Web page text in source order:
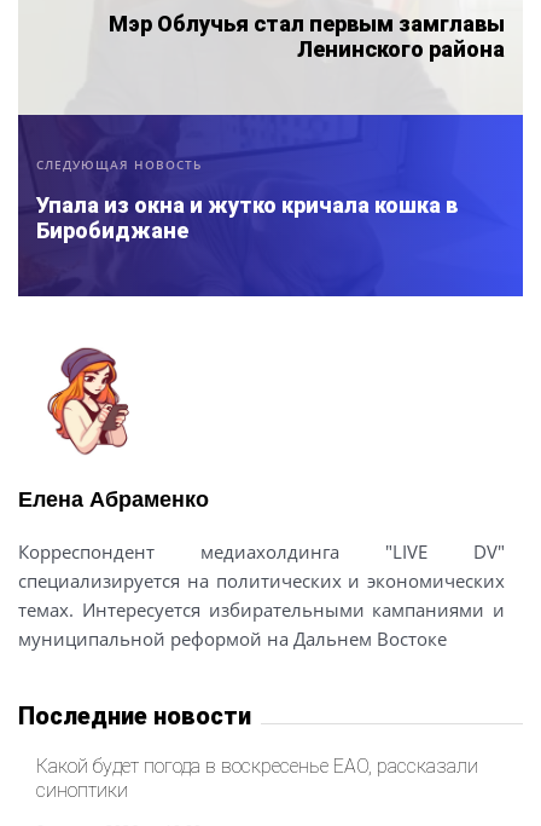
Мэр Облучья стал первым замглавы
Ленинского района
СЛЕДУЮЩАЯ НОВОСТЬ
Упала из окна и жутко кричала кошка в
Биробиджане
Елена Абраменко
Корреспондент медиахолдинга "LIVE DV"
специализируется на политических и экономических
темах. Интересуется избирательными кампаниями и
муниципальной реформой на Дальнем Востоке
Последние новости
Какой будет погода в воскресенье ЕАО, рассказали
синоптики